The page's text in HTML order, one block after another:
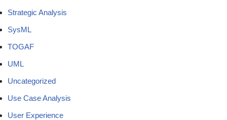
Strategic Analysis
SysML
TOGAF
UML
Uncategorized
Use Case Analysis
User Experience